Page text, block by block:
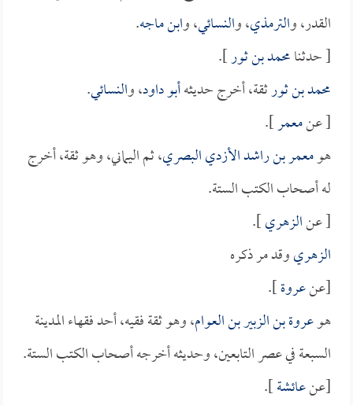
القدر، والترمذي، والنسائي، وابن ماجه.
[ حدثنامحمد بن ثور].
محمد بن ثورثقة، أخرج حديثهأبو داود، والنسائي.
[ عنمعمر].
هومعمر بن راشد الأزدي البصري، ثم اليماني، وهو ثقة، أخرج
له أصحاب الكتب الستة.
[ عنالزهري].
الزهريوقد مر ذكره
[عنعروة].
هوعروة بن الزبير بن العوام، وهو ثقة فقيه، أحد فقهاء المدينة
السبعة في عصر التابعين، وحديثه أخرجه أصحاب الكتب الستة.
[عنعائشة].